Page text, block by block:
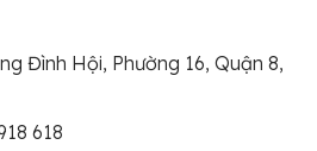
Đình Hội, Phường 16, Quận 8,
618